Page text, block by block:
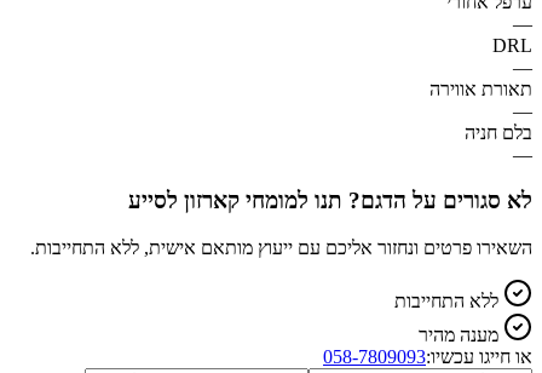
—
DRL
—
תאורת אווירה
—
בלם חניה
—
לא סגורים על הדגם? תנו למומחי קארזון לסייע
השאירו פרטים ונחזור אליכם עם ייעוץ מותאם אישית, ללא התחייבות.
ללא התחייבות
מענה מהיר
או חייגו עכשיו:058-7809093